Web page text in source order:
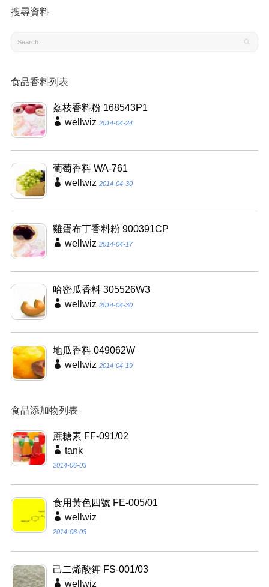
搜尋資料
食品香料列表
荔枝香料粉 168543P1
wellwiz 2014-04-24
葡萄香料 WA-761
wellwiz 2014-04-30
雞蛋布丁香料粉 900391CP
wellwiz 2014-04-17
哈密瓜香料 305526W3
wellwiz 2014-04-30
地瓜香料 049062W
wellwiz 2014-04-19
食品添加物列表
蔗糖素 FF-091/02
tank
2014-06-03
食用黃色四號 FE-005/01
wellwiz
2014-06-03
己二烯酸鉀 FS-001/03
wellwiz